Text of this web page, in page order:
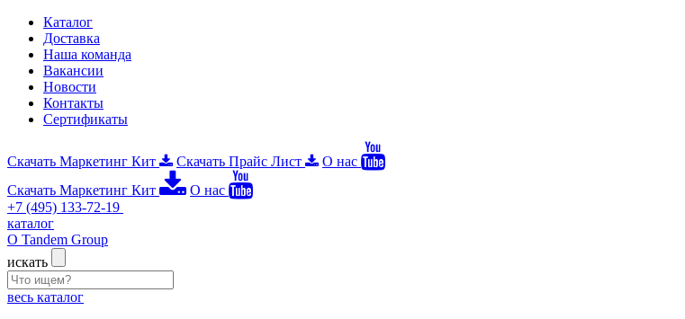
Каталог
Доставка
Наша команда
Вакансии
Новости
Контакты
Сертификаты
Скачать Маркетинг Кит Скачать Прайс Лист
О нас
Скачать Маркетинг Кит
О нас
+7 (495) 133-72-19
каталог
О Tandem Group
искать
весь каталог